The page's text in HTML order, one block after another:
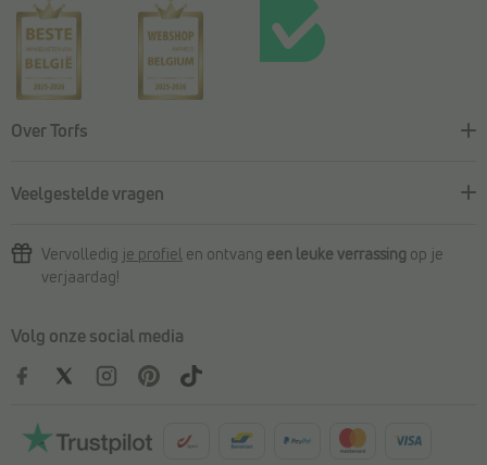
Over Torfs
Veelgestelde vragen
Vervolledig je profiel en ontvang een leuke verrassing op je
verjaardag!
Volg onze social media